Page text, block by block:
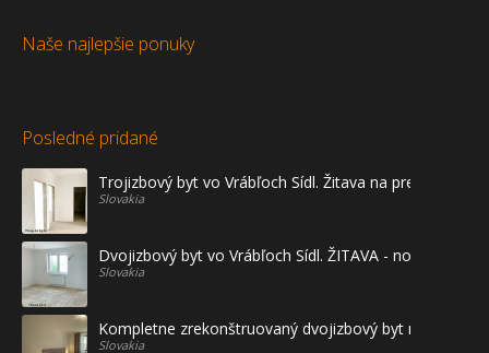
Naše najlepšie ponuky
Posledné pridané
Trojizbový byt vo Vrábľoch Sídl. Žitava na predaj - prvé
Slovakia
Dvojizbový byt vo Vrábľoch Sídl. ŽITAVA - novostavba
Slovakia
Kompletne zrekonštruovaný dvojizbový byt na
Slovakia